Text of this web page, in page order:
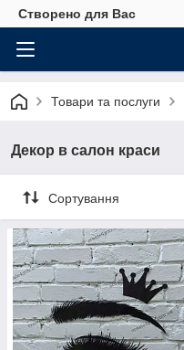
Створено для Вас
Товари та послуги
Декор в салон краси
Сортування